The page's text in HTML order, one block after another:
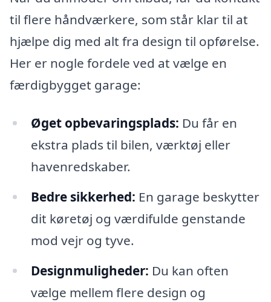
til flere håndværkere, som står klar til at
hjælpe dig med alt fra design til opførelse.
Her er nogle fordele ved at vælge en
færdigbygget garage:
Øget opbevaringsplads: Du får en
ekstra plads til bilen, værktøj eller
havenredskaber.
Bedre sikkerhed: En garage beskytter
dit køretøj og værdifulde genstande
mod vejr og tyve.
Designmuligheder: Du kan often
vælge mellem flere design og